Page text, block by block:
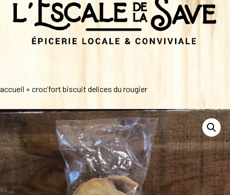
accueil » croc’fort biscuit delices du rougier